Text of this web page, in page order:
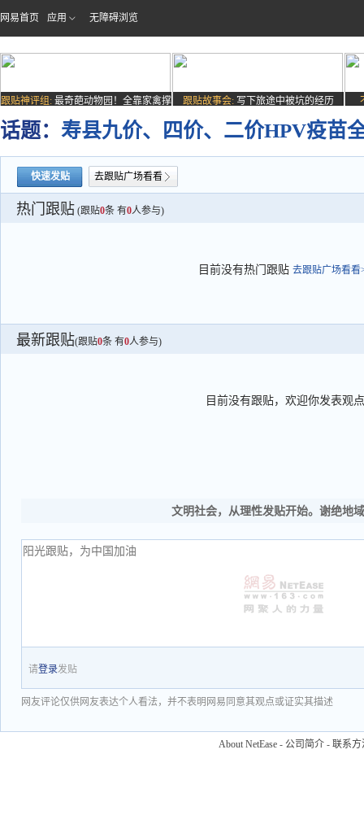
网易首页 应用 无障碍浏览
跟贴神评组: 最奇葩动物园！全靠家禽撑
场子
跟贴故事会: 写下旅途中被坑的经历
话题： 寿县九价、四价、二价HPV疫苗
快速发贴 去跟贴广场看看
热门跟贴 (跟贴0条 有0人参与)
目前没有热门跟贴 去跟贴广场看看
最新跟贴(跟贴0条 有0人参与)
目前没有跟贴，欢迎你发表观点
文明社会，从理性发贴开始。谢绝地
请登录发贴
网友评论仅供网友表达个人看法，并不表明网易同意其观点或证实其描述
About NetEase - 公司简介 - 联系方